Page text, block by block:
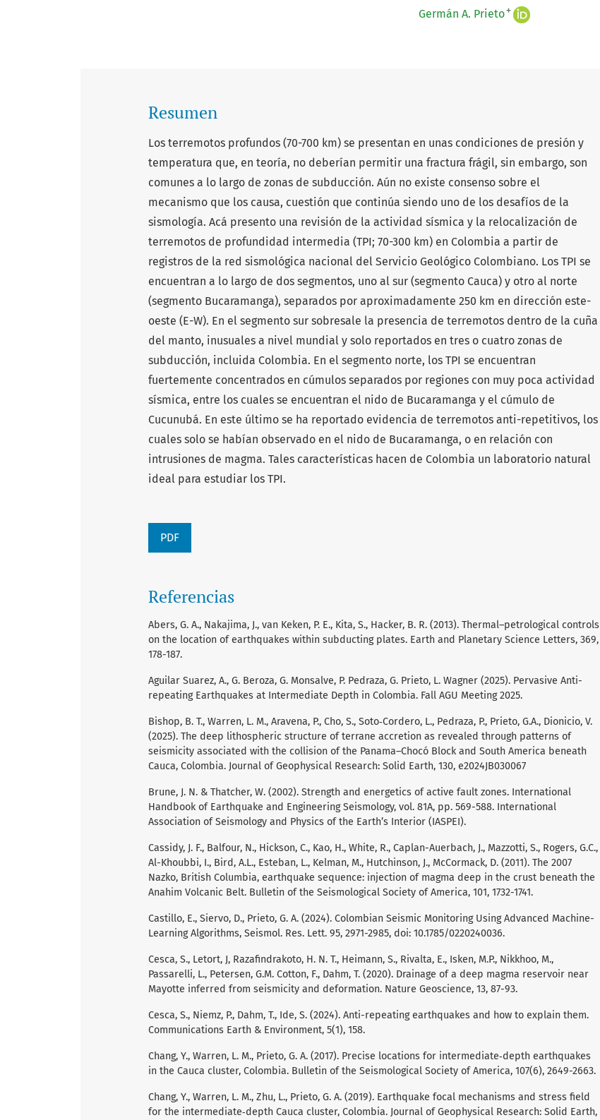
Germán A. Prieto+
Resumen
Los terremotos profundos (70-700 km) se presentan en unas condiciones de presión y
temperatura que, en teoría, no deberían permitir una fractura frágil, sin embargo, son
comunes a lo largo de zonas de subducción. Aún no existe consenso sobre el
mecanismo que los causa, cuestión que continúa siendo uno de los desafíos de la
sismología. Acá presento una revisión de la actividad sísmica y la relocalización de
terremotos de profundidad intermedia (TPI; 70-300 km) en Colombia a partir de
registros de la red sismológica nacional del Servicio Geológico Colombiano. Los TPI se
encuentran a lo largo de dos segmentos, uno al sur (segmento Cauca) y otro al norte
(segmento Bucaramanga), separados por aproximadamente 250 km en dirección este-
oeste (E-W). En el segmento sur sobresale la presencia de terremotos dentro de la cuña
del manto, inusuales a nivel mundial y solo reportados en tres o cuatro zonas de
subducción, incluida Colombia. En el segmento norte, los TPI se encuentran
fuertemente concentrados en cúmulos separados por regiones con muy poca actividad
sísmica, entre los cuales se encuentran el nido de Bucaramanga y el cúmulo de
Cucunubá. En este último se ha reportado evidencia de terremotos anti-repetitivos, los
cuales solo se habían observado en el nido de Bucaramanga, o en relación con
intrusiones de magma. Tales características hacen de Colombia un laboratorio natural
ideal para estudiar los TPI.
PDF
Referencias
Abers, G. A., Nakajima, J., van Keken, P. E., Kita, S., Hacker, B. R. (2013). Thermal–petrological controls
on the location of earthquakes within subducting plates. Earth and Planetary Science Letters, 369,
178-187.
Aguilar Suarez, A., G. Beroza, G. Monsalve, P. Pedraza, G. Prieto, L. Wagner (2025). Pervasive Anti-
repeating Earthquakes at Intermediate Depth in Colombia. Fall AGU Meeting 2025.
Bishop, B. T., Warren, L. M., Aravena, P., Cho, S., Soto‐Cordero, L., Pedraza, P., Prieto, G.A., Dionicio, V.
(2025). The deep lithospheric structure of terrane accretion as revealed through patterns of
seismicity associated with the collision of the Panama–Chocó Block and South America beneath
Cauca, Colombia. Journal of Geophysical Research: Solid Earth, 130, e2024JB030067
Brune, J. N. & Thatcher, W. (2002). Strength and energetics of active fault zones. International
Handbook of Earthquake and Engineering Seismology, vol. 81A, pp. 569-588. International
Association of Seismology and Physics of the Earth’s Interior (IASPEI).
Cassidy, J. F., Balfour, N., Hickson, C., Kao, H., White, R., Caplan-Auerbach, J., Mazzotti, S., Rogers, G.C.,
Al-Khoubbi, I., Bird, A.L., Esteban, L., Kelman, M., Hutchinson, J., McCormack, D. (2011). The 2007
Nazko, British Columbia, earthquake sequence: injection of magma deep in the crust beneath the
Anahim Volcanic Belt. Bulletin of the Seismological Society of America, 101, 1732-1741.
Castillo, E., Siervo, D., Prieto, G. A. (2024). Colombian Seismic Monitoring Using Advanced Machine-
Learning Algorithms, Seismol. Res. Lett. 95, 2971-2985, doi: 10.1785/0220240036.
Cesca, S., Letort, J, Razafindrakoto, H. N. T., Heimann, S., Rivalta, E., Isken, M.P., Nikkhoo, M.,
Passarelli, L., Petersen, G.M. Cotton, F., Dahm, T. (2020). Drainage of a deep magma reservoir near
Mayotte inferred from seismicity and deformation. Nature Geoscience, 13, 87-93.
Cesca, S., Niemz, P., Dahm, T., Ide, S. (2024). Anti-repeating earthquakes and how to explain them.
Communications Earth & Environment, 5(1), 158.
Chang, Y., Warren, L. M., Prieto, G. A. (2017). Precise locations for intermediate‐depth earthquakes
in the Cauca cluster, Colombia. Bulletin of the Seismological Society of America, 107(6), 2649-2663.
Chang, Y., Warren, L. M., Zhu, L., Prieto, G. A. (2019). Earthquake focal mechanisms and stress field
for the intermediate‐depth Cauca cluster, Colombia. Journal of Geophysical Research: Solid Earth,